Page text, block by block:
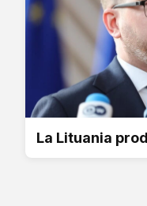
La Lituania